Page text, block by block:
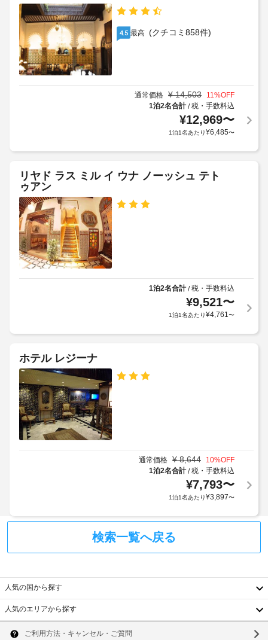
4.5 最高 (クチコミ858件)
通常価格 ¥ 14,503 11%OFF
1泊2名合計/税・手数料込
¥12,969〜
1泊1名あたり¥6,485〜
リヤド ラス ミル イ ウナ ノーッシュ テト
ゥアン
1泊2名合計/税・手数料込
¥9,521〜
1泊1名あたり¥4,761〜
ホテル レジーナ
通常価格 ¥ 8,644 10%OFF
1泊2名合計/税・手数料込
¥7,793〜
1泊1名あたり¥3,897〜
検索一覧へ戻る
人気の国から探す
韓
国
人気のエリアから探す